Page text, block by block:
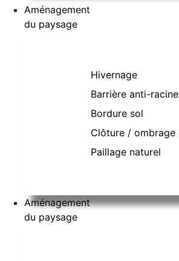
Aménagement
du paysage
Hivernage
Barrière anti-racine
Bordure sol
Clôture / ombrage
Paillage naturel
Aménagement
du paysage